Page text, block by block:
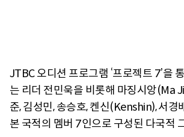
JTBC 오디션 프로그램 ‘프로젝트 7’을
는 리더 전민욱을 비롯해 마징시앙(Ma
준, 김성민, 송승호, 켄신(Kenshin), 서경
본 국적의 멤버 7인으로 구성된 다국적